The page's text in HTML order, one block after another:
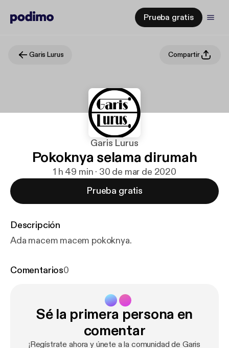
Prueba gratis
Garis Lurus Compartir
Garis Lurus
Pokoknya selama dirumah
1 h 49 min · 30 de mar de 2020
Prueba gratis
Descripción
Ada macem macem pokoknya.
Comentarios0
Sé la primera persona en
comentar
¡Regístrate ahora y únete a la comunidad de Garis